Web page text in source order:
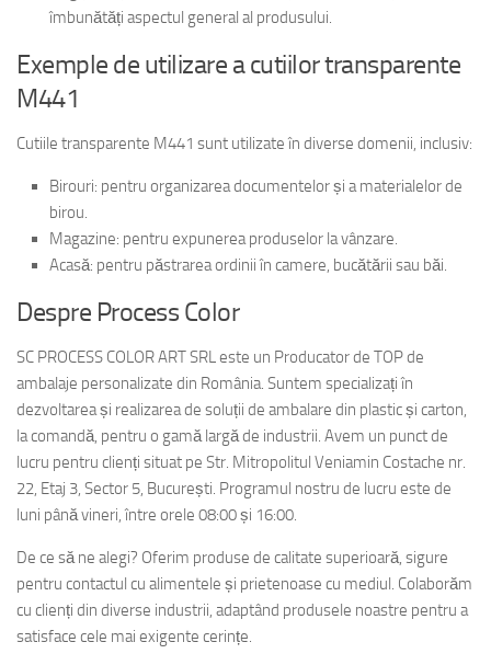
îmbunătăți aspectul general al produsului.
Exemple de utilizare a cutiilor transparente
M441
Cutiile transparente M441 sunt utilizate în diverse domenii, inclusiv:
Birouri: pentru organizarea documentelor și a materialelor de
birou.
Magazine: pentru expunerea produselor la vânzare.
Acasă: pentru păstrarea ordinii în camere, bucătării sau băi.
Despre Process Color
SC PROCESS COLOR ART SRL este un Producator de TOP de
ambalaje personalizate din România. Suntem specializați în
dezvoltarea și realizarea de soluții de ambalare din plastic și carton,
la comandă, pentru o gamă largă de industrii. Avem un punct de
lucru pentru clienți situat pe Str. Mitropolitul Veniamin Costache nr.
22, Etaj 3, Sector 5, București. Programul nostru de lucru este de
luni până vineri, între orele 08:00 și 16:00.
De ce să ne alegi? Oferim produse de calitate superioară, sigure
pentru contactul cu alimentele și prietenoase cu mediul. Colaborăm
cu clienți din diverse industrii, adaptând produsele noastre pentru a
satisface cele mai exigente cerințe.